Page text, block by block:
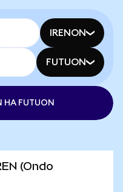
IRENON
FUTUON
FUTUON
(Ondo